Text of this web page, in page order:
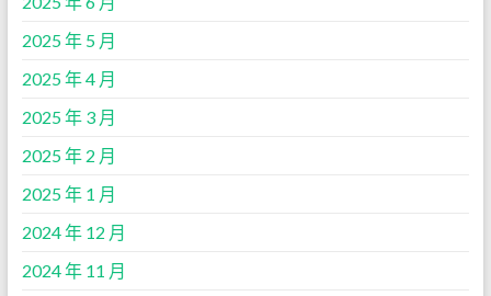
2025 年 5 月
2025 年 4 月
2025 年 3 月
2025 年 2 月
2025 年 1 月
2024 年 12 月
2024 年 11 月